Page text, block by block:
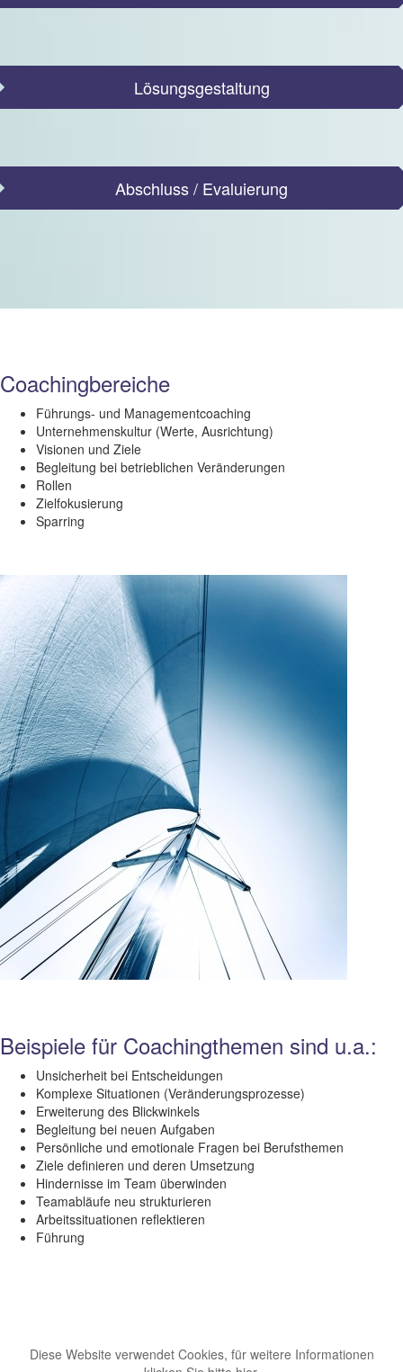
Lösungsgestaltung
Abschluss / Evaluierung
Coachingbereiche
Führungs- und Managementcoaching
Unternehmenskultur (Werte, Ausrichtung)
Visionen und Ziele
Begleitung bei betrieblichen Veränderungen
Rollen
Zielfokusierung
Sparring
Beispiele für Coachingthemen sind u.a.:
Unsicherheit bei Entscheidungen
Komplexe Situationen (Veränderungsprozesse)
Erweiterung des Blickwinkels
Begleitung bei neuen Aufgaben
Persönliche und emotionale Fragen bei Berufsthemen
Ziele definieren und deren Umsetzung
Hindernisse im Team überwinden
Teamabläufe neu strukturieren
Arbeitssituationen reflektieren
Führung
Diese Website verwendet Cookies, für weitere Informationen